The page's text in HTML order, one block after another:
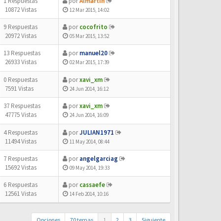
10872 Vistas
12 Mar 2015, 14:02
9 Respuestas
20972 Vistas
porcocofrito
05 Mar 2015, 13:52
13 Respuestas
26933 Vistas
pormanuel20
02 Mar 2015, 17:39
0 Respuestas
7591 Vistas
porxavi_xm
24 Jun 2014, 16:12
37 Respuestas
47775 Vistas
porxavi_xm
24 Jun 2014, 16:09
4 Respuestas
11494 Vistas
porJULIAN1971
11 May 2014, 08:44
7 Respuestas
15692 Vistas
porangelgarciag
09 May 2014, 19:33
6 Respuestas
12561 Vistas
porcassaefe
14 Feb 2014, 10:16